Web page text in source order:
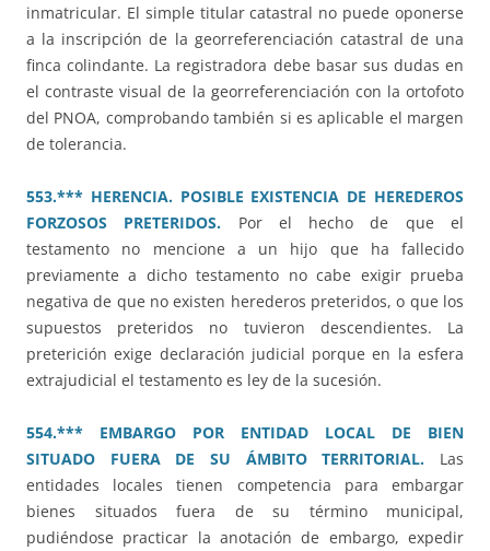
inmatricular. El simple titular catastral no puede oponerse
a la inscripción de la georreferenciación catastral de una
finca colindante. La registradora debe basar sus dudas en
el contraste visual de la georreferenciación con la ortofoto
del PNOA, comprobando también si es aplicable el margen
de tolerancia.
553.*** HERENCIA. POSIBLE EXISTENCIA DE HEREDEROS
FORZOSOS PRETERIDOS. Por el hecho de que el
testamento no mencione a un hijo que ha fallecido
previamente a dicho testamento no cabe exigir prueba
negativa de que no existen herederos preteridos, o que los
supuestos preteridos no tuvieron descendientes. La
preterición exige declaración judicial porque en la esfera
extrajudicial el testamento es ley de la sucesión.
554.*** EMBARGO POR ENTIDAD LOCAL DE BIEN
SITUADO FUERA DE SU ÁMBITO TERRITORIAL. Las
entidades locales tienen competencia para embargar
bienes situados fuera de su término municipal,
pudiéndose practicar la anotación de embargo, expedir